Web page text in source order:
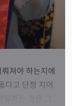
져야 하는지에
다고 단정 지어